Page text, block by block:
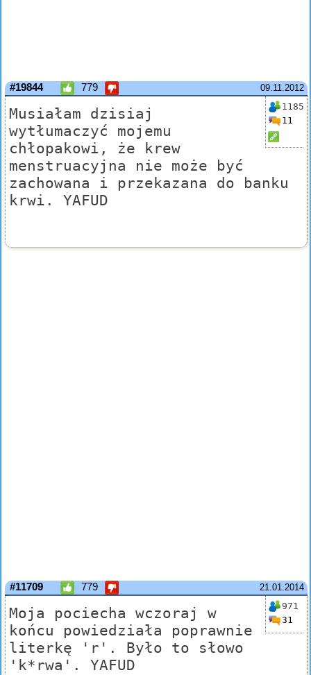
09.11.2012
#19844 779
1185
11
Musiałam dzisiaj
wytłumaczyć mojemu
chłopakowi, że krew
menstruacyjna nie może być
zachowana i przekazana do banku
krwi. YAFUD
21.01.2014
#11709 779
971
31
Moja pociecha wczoraj w
końcu powiedziała poprawnie
literkę 'r'. Było to słowo
'k*rwa'. YAFUD